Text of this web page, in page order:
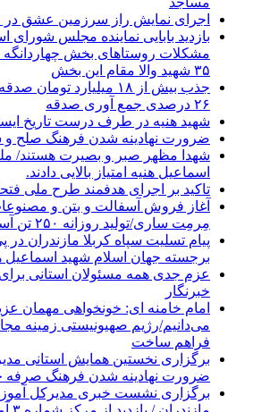
اجرای نمایش راز سرزمین عشق در
بازدید بابایی نماینده مجلس شورای
مشکلات روستاهای بخش چهاردانگه
۳۵ شهید والا مقام این بخش
جذب بیش از ۱۸ میلیارد
۲۶ درصدی جمع آوری صدقه
شهید هنیه در طرف درست تاریخ
ضرورت نهادینه شدن فرهنگ صلح
شهدا مظهر صبر و بصیرت هستند/
اسماعیل هنیه امتیاز بالایی دادند.
تاکید بر اجرای هدفمند طرح ملی
آغاز فروش آسفالت و بتن و
مِرمِت ساری/تولید روزانه ۲۵۰ تن آسفالت
پیام تسلیت سپاه کربلا مازندران
برجسته جهان اسلام شهید اسماعیل
عزم جدی همه مسئولان استانی
خبرنگار
امام خامنه ای: خونخواهی مهمان
می‌دانیم/رژیم صهیونیستی زمینه
فراهم ساخت
برگزاری نخستین همایش استانی
ضرورت نهادینه شدن فرهنگ صرفه
برگزاری نشست خبری مدیرکل